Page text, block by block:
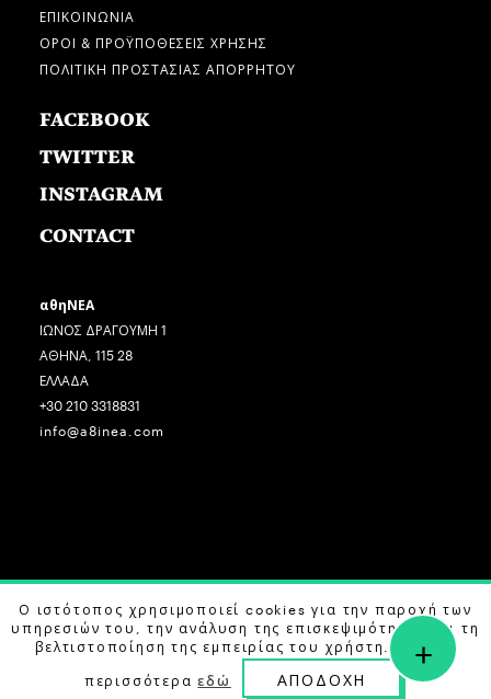
ΕΠΙΚΟΙΝΩΝΙΑ
ΟΡΟΙ & ΠΡΟΫΠΟΘΕΣΕΙΣ ΧΡΗΣΗΣ
ΠΟΛΙΤΙΚΗ ΠΡΟΣΤΑΣΙΑΣ ΑΠΟΡΡΗΤΟΥ
FACEBOOK
TWITTER
INSTAGRAM
CONTACT
αθηΝΕΑ
ΙΩΝΟΣ ΔΡΑΓΟΥΜΗ 1
ΑΘΗΝΑ, 115 28
ΕΛΛΑΔΑ
+30 210 3318831
info@a8inea.com
COPYRIGHT © 2026 αθηΝΕΑ, ALL RIGHTS RESERVED.
DESIGN BY G DESIGN STUDIO. DEVELOPED BYB LABS
Ο ιστότοπος χρησιμοποιεί cookies για την παροχή των
υπηρεσιών του, την ανάλυση της επισκεψιμότητας και τη
βελτιστοποίηση της εμπειρίας του χρήστη. Μάθετε
περισσότεραεδώ ΑΠΟΔΟΧΗ
+